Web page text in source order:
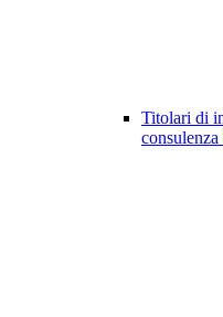
Titolari di
consulenza